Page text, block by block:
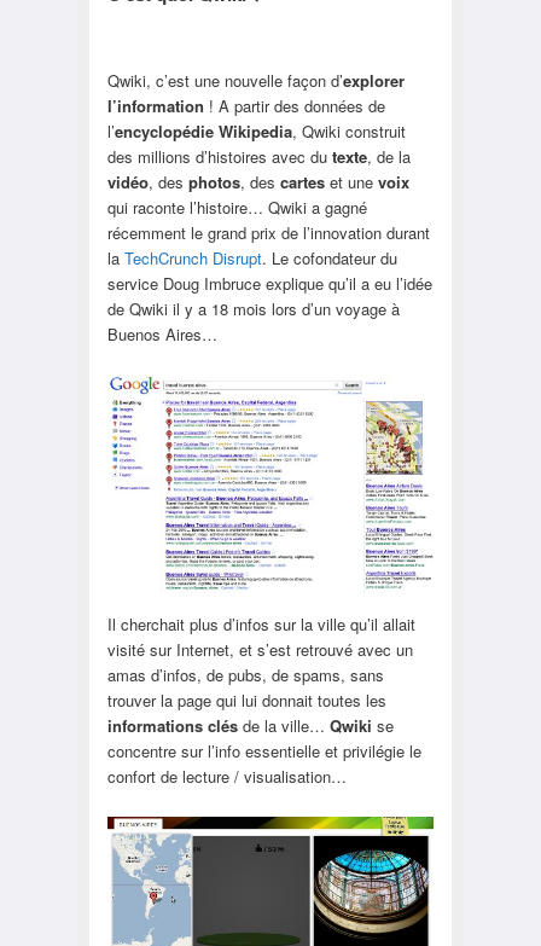
Qwiki, c’est une nouvelle façon d’explorer
l’information ! A partir des données de
l’encyclopédie Wikipedia, Qwiki construit
des millions d’histoires avec du texte, de la
vidéo, des photos, des carteset une voix
qui raconte l’histoire… Qwiki a gagné
récemment le grand prix de l’innovation durant
la TechCrunch Disrupt. Le cofondateur du
service Doug Imbruce explique qu’il a eu l’idée
de Qwiki il y a 18 mois lors d’un voyage à
Buenos Aires…
Il cherchait plus d’infos sur la ville qu’il allait
visité sur Internet, et s’est retrouvé avec un
amas d’infos, de pubs, de spams, sans
trouver la page qui lui donnait toutes les
informations clésde la ville… Qwiki se
concentre sur l’info essentielle et privilégie le
confort de lecture / visualisation…